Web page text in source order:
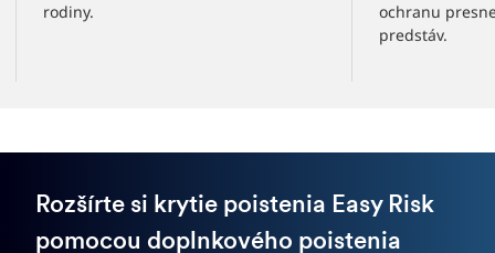
rodiny.
ochranu
predstáv.
Rozšírte si krytie poistenia Easy Risk
pomocou doplnkového poistenia